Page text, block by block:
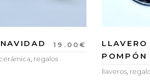
19.00€
regalos
POMPÓN
llaveros